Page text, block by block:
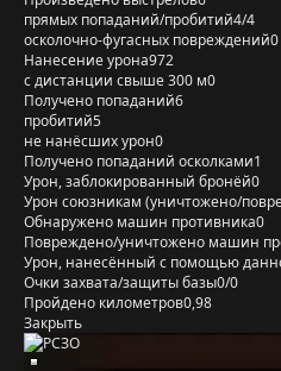
прямых попаданий/пробитий4/4
осколочно-фугасных повреждений0
Нанесение урона972
с дистанции свыше 300 м0
Получено попаданий6
пробитий5
не нанёсших урон0
Получено попаданий осколками1
Урон, заблокированный бронёй0
Урон союзникам (уничтожено/
Обнаружено машин противника0
Повреждено/уничтожено машин
Урон, нанесённый с помощью
Очки захвата/защиты базы0/0
Пройдено километров0,98
Закрыть